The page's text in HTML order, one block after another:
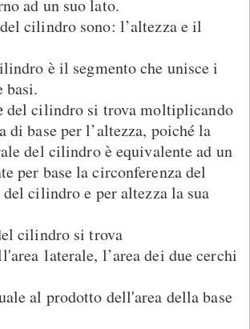
ad un suo lato.
cilindro sono: l’altezza e il
è il segmento che unisce i
basi.
del cilindro si trova moltiplicando
di base per l’altezza, poiché la
del cilindro è equivalente ad un
per base la circonferenza del
cilindro e per altezza la sua
cilindro si trova
laterale, l’area dei due cerchi
al prodotto dell'area della base